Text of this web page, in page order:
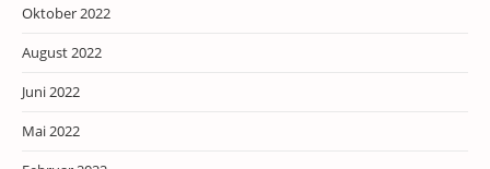
Oktober 2022
August 2022
Juni 2022
Mai 2022